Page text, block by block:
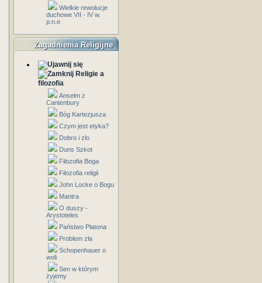
Wielkie rewolucje
duchowe VII - IV w.
p.n.e
Zagadnienia Religijne
Religie a
filozofia
Anselm z
Cantenbury
Bóg Kartezjusza
Czym jest etyka?
Dobro i zlo
Duns Szkot
Filozofia Boga
Filozofia religii
John Locke o Bogu
Mantra
O duszy -
Arystoteles
Państwo Platona
Problem zła
Schopenhauer o
woli
Sen w którym
żyjemy